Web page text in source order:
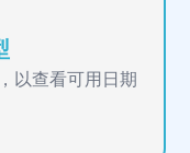
以查看可用日期